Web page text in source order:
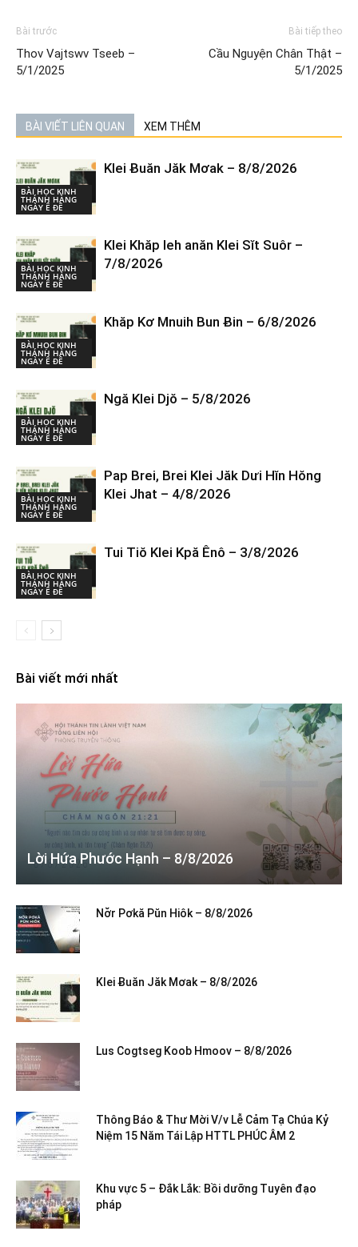
Bài trước
Thov Vajtswv Tseeb –
5/1/2025
Bài tiếp theo
Cầu Nguyện Chân Thật –
5/1/2025
BÀI VIẾT LIÊN QUAN XEM THÊM
BÀI HỌC KINH
THÁNH HÀNG
NGÀY Ê ĐÊ
Klei Ƀuăn Jăk Mơak – 8/8/2026
BÀI HỌC KINH
THÁNH HÀNG
NGÀY Ê ĐÊ
Klei Khăp leh anăn Klei Sĭt Suôr –
7/8/2026
BÀI HỌC KINH
THÁNH HÀNG
NGÀY Ê ĐÊ
Khăp Kơ Mnuih Bun Ƀin – 6/8/2026
BÀI HỌC KINH
THÁNH HÀNG
NGÀY Ê ĐÊ
Ngă Klei Djŏ – 5/8/2026
BÀI HỌC KINH
THÁNH HÀNG
NGÀY Ê ĐÊ
Pap Brei, Brei Klei Jăk Dưi Hĭn Hŏng
Klei Jhat – 4/8/2026
BÀI HỌC KINH
THÁNH HÀNG
NGÀY Ê ĐÊ
Tui Tiŏ Klei Kpă Ênô – 3/8/2026
Bài viết mới nhất
Lời Hứa Phước Hạnh – 8/8/2026
Nơ̆r Pơkă Pŭn Hiôk – 8/8/2026
Klei Ƀuăn Jăk Mơak – 8/8/2026
Lus Cogtseg Koob Hmoov – 8/8/2026
Thông Báo & Thư Mời V/v Lễ Cảm Tạ Chúa Kỷ
Niệm 15 Năm Tái Lập HTTL PHÚC ÂM 2
Khu vực 5 – Đắk Lắk: Bồi dưỡng Tuyên đạo
pháp